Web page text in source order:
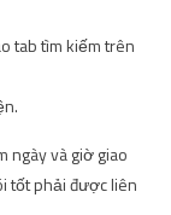
tab tìm kiếm trên
ngày và giờ giao
tốt phải được liên